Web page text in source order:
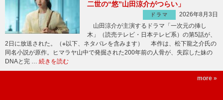
二世の“悠”山田涼介がつらい」
ドラマ
2026年8月3日
山田涼介が主演するドラマ「一次元の挿し
木」（読売テレビ・日本テレビ系）の第5話が、
2日に放送された。（※以下、ネタバレを含みます） 本作は、松下龍之介氏の
同名小説が原作。ヒマラヤ山中で発掘された200年前の人骨が、失踪した妹の
DNAと完 … 続きを読む
more »